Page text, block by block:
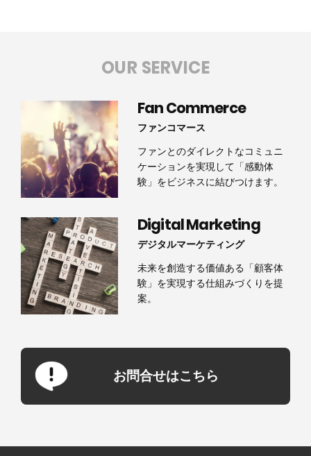
OUR SERVICE
Fan Commerce
ファンコマース
ファンとのダイレクトなコミュニ
ケーションを実現して「感動体
験」をビジネスに結びつけます。
Digital Marketing
デジタルマーケティング
未来を創造する価値ある「顧客体
験」を実現する仕組みづくりを提
案。
お問合せはこちら